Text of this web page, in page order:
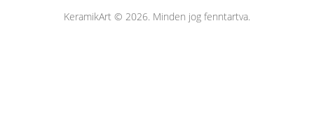
KeramikArt © 2026. Minden jog fenntartva.